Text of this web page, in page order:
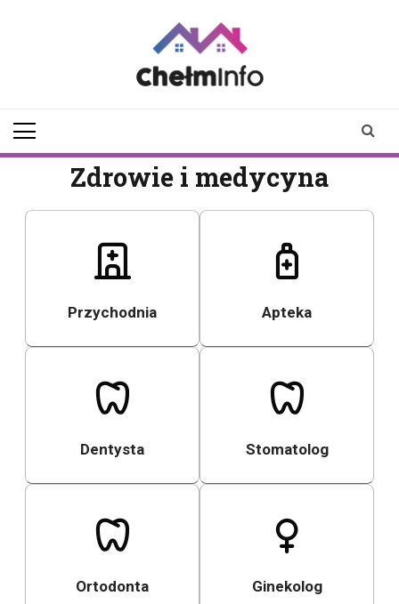
Zdrowie i medycyna
Przychodnia Apteka
Dentysta Stomatolog
Ortodonta Ginekolog